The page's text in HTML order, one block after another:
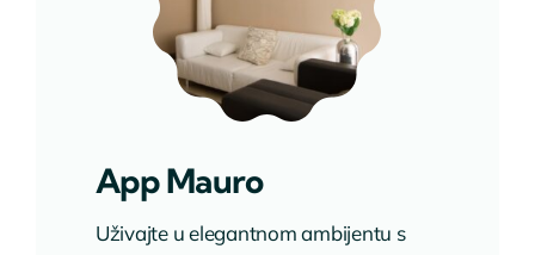
App Mauro
Uživajte u elegantnom ambijentu s